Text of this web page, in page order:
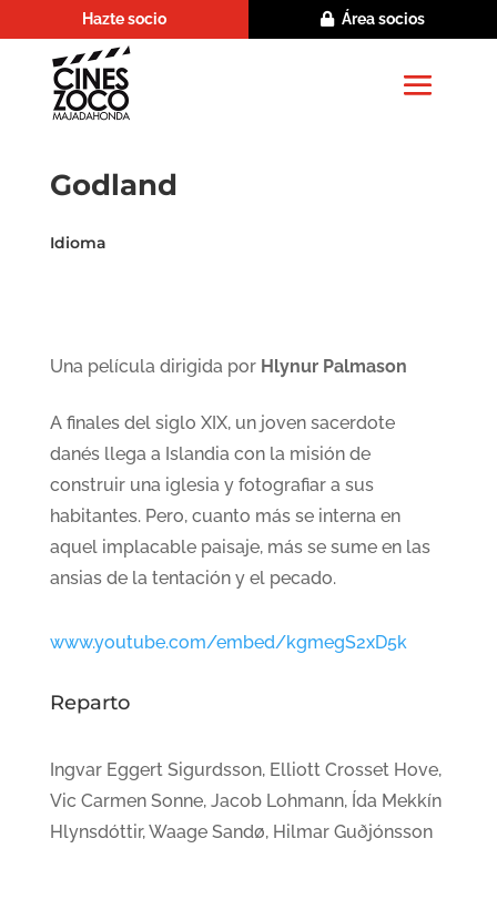
Hazte socio Área socios
Godland
Idioma
Una película dirigida por Hlynur Palmason
A finales del siglo XIX, un joven sacerdote
danés llega a Islandia con la misión de
construir una iglesia y fotografiar a sus
habitantes. Pero, cuanto más se interna en
aquel implacable paisaje, más se sume en las
ansias de la tentación y el pecado.
www.youtube.com/embed/kgmegS2xD5k
Reparto
Ingvar Eggert Sigurdsson, Elliott Crosset Hove,
Vic Carmen Sonne, Jacob Lohmann, Ída Mekkín
Hlynsdóttir, Waage Sandø, Hilmar Guðjónsson